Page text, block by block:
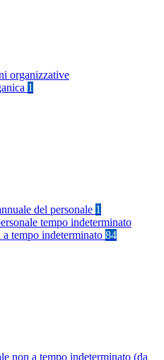
organizzative
1
del personale 1
tempo indeterminato
a tempo indeterminato 84
non a tempo indeterminato (da